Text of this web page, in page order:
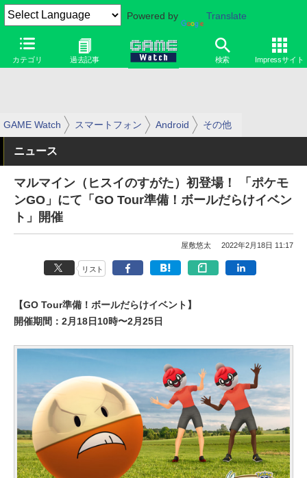
Powered by Translate
カテゴリ 過去記事 検索 Impressサイト
GAME Watch スマートフォン Android その他
ニュース
マルマイン（ヒスイのすがた）初登場！ 「ポケモ
ンGO」にて「GO Tour準備！ボールだらけイベン
ト」開催
屋敷悠太 2022年2月18日 11:17
リスト
【GO Tour準備！ボールだらけイベント】
開催期間：2月18日10時〜2月25日